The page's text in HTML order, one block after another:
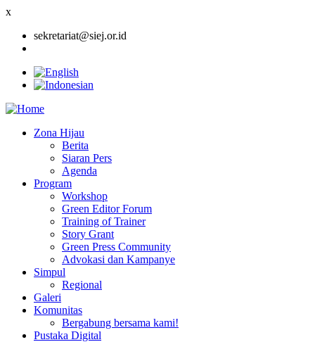
x
sekretariat@siej.or.id
navigation
Zona Hijau
Berita
Siaran Pers
Agenda
Program
Workshop
Green Editor Forum
Training of Trainer
Story Grant
Green Press Community
Advokasi dan Kampanye
Simpul
Regional
Galeri
Komunitas
Bergabung bersama kami!
Pustaka Digital